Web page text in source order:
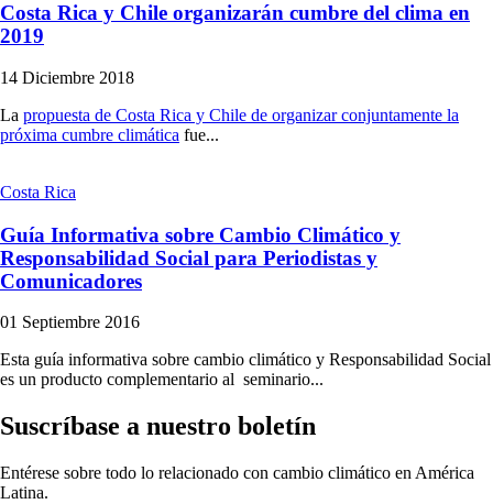
Costa Rica y Chile organizarán cumbre del clima en
2019
14 Diciembre 2018
La propuesta de Costa Rica y Chile de organizar conjuntamente la
próxima cumbre climática fue...
Costa Rica
Guía Informativa sobre Cambio Climático y
Responsabilidad Social para Periodistas y
Comunicadores
01 Septiembre 2016
Esta guía informativa sobre cambio climático y Responsabilidad Social
es un producto complementario al seminario...
Suscríbase a nuestro boletín
Entérese sobre todo lo relacionado con cambio climático en América
Latina.